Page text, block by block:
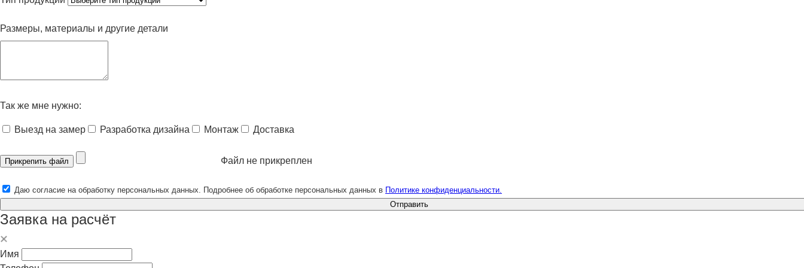
Размеры, материалы и другие детали
Так же мне нужно:
Выезд на замер Разработка дизайна Монтаж Доставка
Прикрепить файл Файл не прикреплен
Даю согласие на обработку персональных данных. Подробнее об обработке персональных данных в Политике конфиденциальности.
Отправить
Заявка на расчёт
Имя